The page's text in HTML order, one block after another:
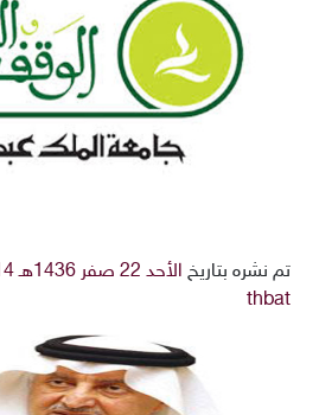
تم نشره بتاريخ الأحد 22 صفر 1436هـ 14-12-2014م
thbat